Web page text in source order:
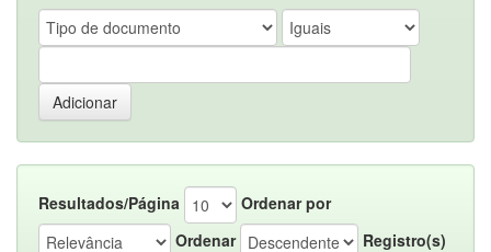
Resultados/Página
Ordenar por
Ordenar
Registro(s)